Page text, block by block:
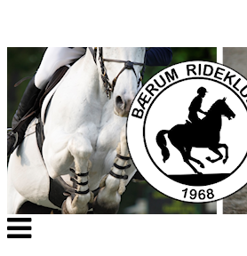
Veksle
navigasjon